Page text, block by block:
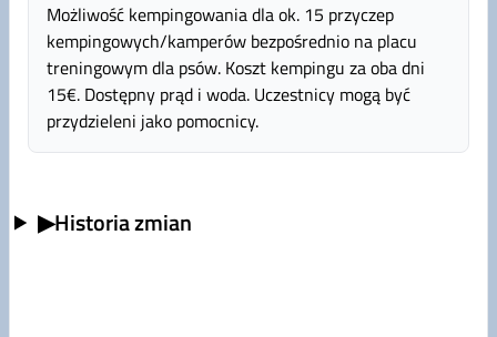
Możliwość kempingowania dla ok. 15 przyczep
kempingowych/kamperów bezpośrednio na placu
treningowym dla psów. Koszt kempingu za oba dni
15€. Dostępny prąd i woda. Uczestnicy mogą być
przydzieleni jako pomocnicy.
▶Historia zmian